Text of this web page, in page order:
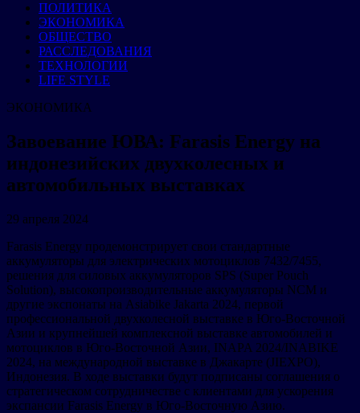
ПОЛИТИКА
ЭКОНОМИКА
ОБЩЕСТВО
РАССЛЕДОВАНИЯ
ТЕХНОЛОГИИ
LIFE STYLE
ЭКОНОМИКА
Завоевание ЮВА: Farasis Energy на
индонезийских двухколесных и
автомобильных выставках
29 апреля 2024
Farasis Energy продемонстрирует свои стандартные
аккумуляторы для электрических мотоциклов 7432/7455,
решения для силовых аккумуляторов SPS (Super Pouch
Solution), высокопроизводительные аккумуляторы NCM и
другие экспонаты на Asiabike Jakarta 2024, первой
профессиональной двухколесной выставке в Юго-Восточной
Азии и крупнейшей комплексной выставке автомобилей и
мотоциклов в Юго-Восточной Азии, INAPA 2024/INABIKE
2024, на международной выставке в Джакарте (JIEXPO),
Индонезия. В ходе выставки будут подписаны соглашения о
стратегическом сотрудничестве с клиентами для ускорения
экспансии Farasis Energy в Юго-Восточную Азию.